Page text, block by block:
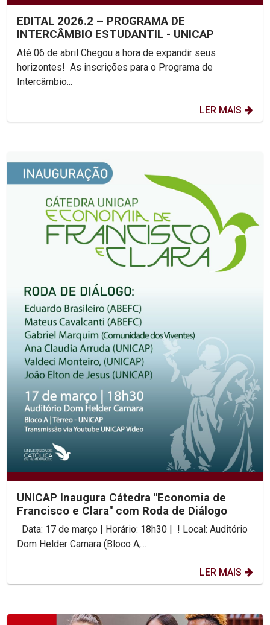
EDITAL 2026.2 – PROGRAMA DE
INTERCÂMBIO ESTUDANTIL - UNICAP
Até 06 de abril Chegou a hora de expandir seus
horizontes! As inscrições para o Programa de
Intercâmbio...
LER MAIS
UNICAP Inaugura Cátedra "Economia de
Francisco e Clara" com Roda de Diálogo
Dom Helder Camara (Bloco A,...
LER MAIS